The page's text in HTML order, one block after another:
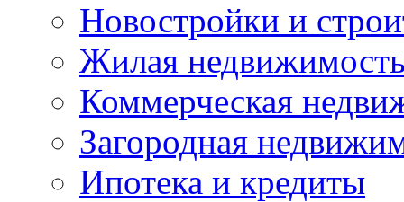
Новостройки и
Жилая
Коммерческая
Загородная
Ипотека и кредиты